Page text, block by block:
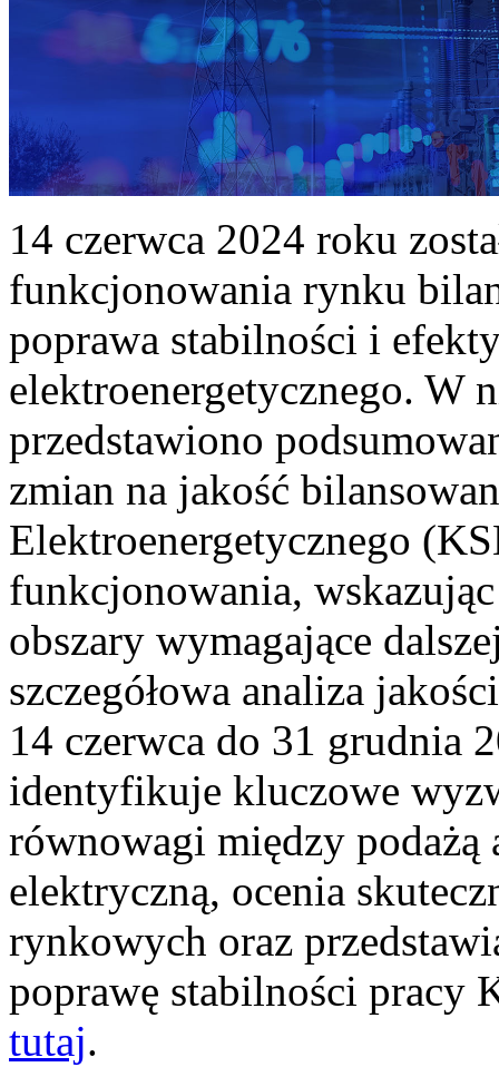
14 czerwca 2024 roku
funkcjonowania rynku
poprawa stabilności i
elektroenergetycznego. W
przedstawiono
zmian na jakość
Elektroenergetycznego
funkcjonowania,
obszary wymagające
szczegółowa analiza
14 czerwca do 31 grudnia
identyfikuje kluczowe
równowagi między podażą
elektryczną, ocenia
rynkowych oraz
poprawę stabilności pracy
tutaj.